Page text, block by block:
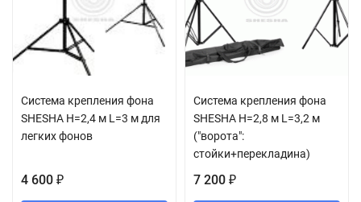
Система крепления фона
SHESHA H=2,4 м L=3 м для
легких фонов
4 600 ₽
Система крепления фона
SHESHA H=2,8 м L=3,2 м
("ворота":
стойки+перекладина)
7 200 ₽